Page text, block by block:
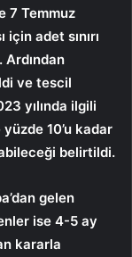
7 Temmuz
adet sınırı
Ardından
ve tescil
yılında ilgili
10’u kadar
belirtildi.
gelen
ise 4-5 ay
kararla